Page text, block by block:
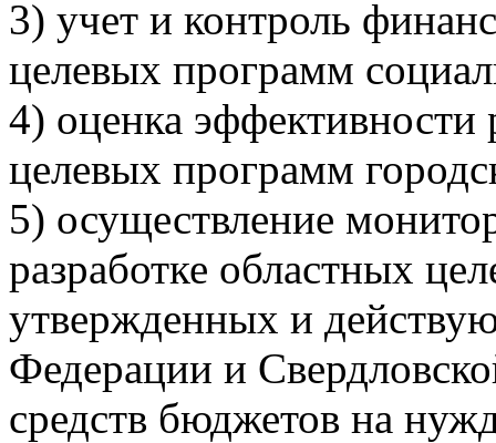
3) учет и контроль
целевых программ
4) оценка эффективности
целевых программ
5) осуществление
разработке областных
утвержденных и
Федерации и
средств бюджетов на